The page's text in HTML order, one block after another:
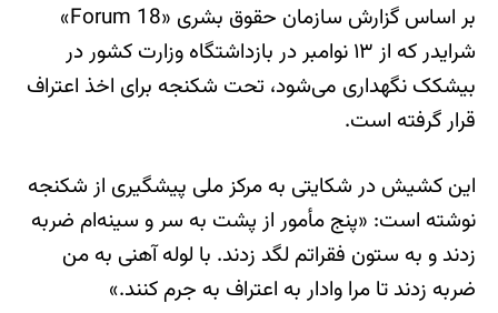
بر اساس گزارش سازمان حقوق بشری «Forum 18»
شرایدر که از ۱۳ نوامبر در بازداشتگاه وزارت کشور در
بیشکک نگهداری می‌شود، تحت شکنجه برای اخذ اعتراف
قرار گرفته است.
این کشیش در شکایتی به مرکز ملی پیشگیری از شکنجه
نوشته است: «پنج مأمور از پشت به سر و سینه‌ام ضربه
زدند و به ستون فقراتم لگد زدند. با لوله آهنی به من
ضربه زدند تا مرا وادار به اعتراف به جرم کنند.»